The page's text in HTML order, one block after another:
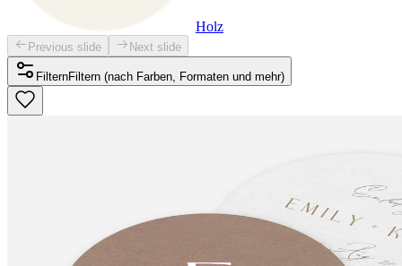
Holz
Previous slide Next slide
FilternFiltern (nach Farben, Formaten und mehr)